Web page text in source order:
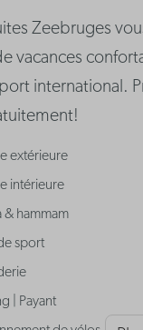
Zeebruges
vacances
international.
extérieure
intérieure
& hammam
sport
| Payant